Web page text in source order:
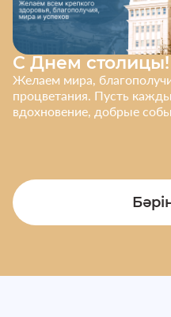
С Днем столицы!
Желаем мира,
процветания. Пусть
вдохновение, добрые